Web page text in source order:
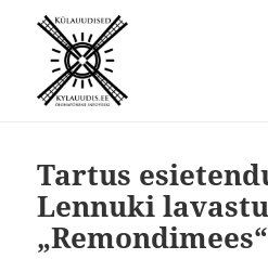
Tartus
Lennuki
„Remondimees“